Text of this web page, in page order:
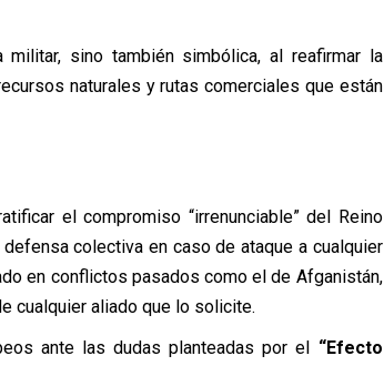
sino también simbólica, al reafirmar la
naturales y rutas comerciales que están
el compromiso “irrenunciable” del Reino
colectiva en caso de ataque a cualquier
en conflictos pasados como el de Afganistán,
cualquier aliado que lo solicite.
ante las dudas planteadas por el “Efecto